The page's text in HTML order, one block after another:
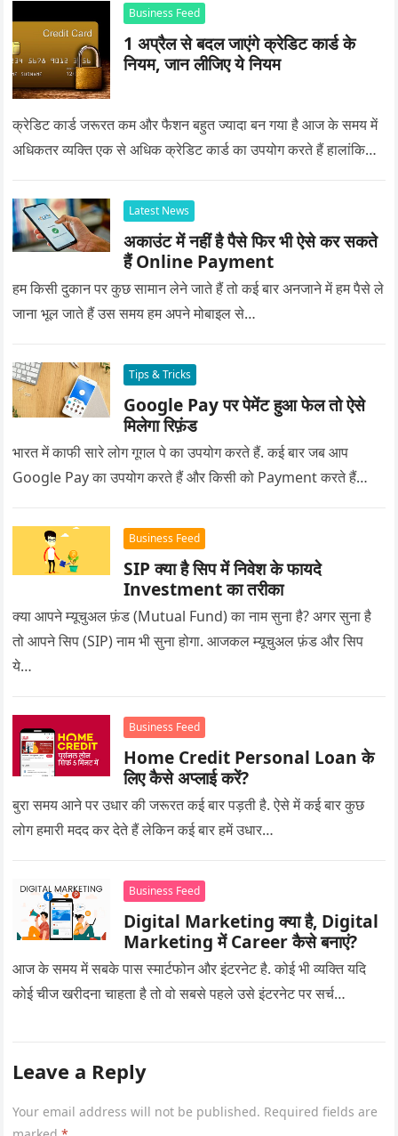
Business Feed
1 अप्रैल से बदल जाएंगे क्रेडिट कार्ड के
नियम, जान लीजिए ये नियम
क्रेडिट कार्ड जरूरत कम और फैशन बहुत ज्यादा बन गया है आज के समय में
अधिकतर व्यक्ति एक से अधिक क्रेडिट कार्ड का उपयोग करते हैं हालांकि…
Latest News
अकाउंट में नहीं है पैसे फिर भी ऐसे कर सकते
हैं Online Payment
हम किसी दुकान पर कुछ सामान लेने जाते हैं तो कई बार अनजाने में हम पैसे ले
जाना भूल जाते हैं उस समय हम अपने मोबाइल से…
Tips & Tricks
Google Pay पर पेमेंट हुआ फेल तो ऐसे
मिलेगा रिफ़ंड
भारत में काफी सारे लोग गूगल पे का उपयोग करते हैं. कई बार जब आप
Google Pay का उपयोग करते हैं और किसी को Payment करते हैं…
Business Feed
SIP क्या है सिप में निवेश के फायदे
Investment का तरीका
क्या आपने म्यूचुअल फ़ंड (Mutual Fund) का नाम सुना है? अगर सुना है
तो आपने सिप (SIP) नाम भी सुना होगा. आजकल म्यूचुअल फ़ंड और सिप
ये…
Business Feed
Home Credit Personal Loan के
लिए कैसे अप्लाई करें?
बुरा समय आने पर उधार की जरूरत कई बार पड़ती है. ऐसे में कई बार कुछ
लोग हमारी मदद कर देते हैं लेकिन कई बार हमें उधार…
Business Feed
Digital Marketing क्या है, Digital
Marketing में Career कैसे बनाएं?
आज के समय में सबके पास स्मार्टफोन और इंटरनेट है. कोई भी व्यक्ति यदि
कोई चीज खरीदना चाहता है तो वो सबसे पहले उसे इंटरनेट पर सर्च…
Leave a Reply
Your email address will not be published. Required fields are